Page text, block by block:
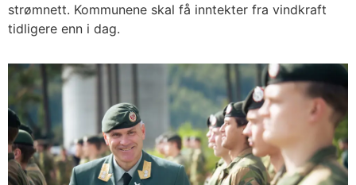
strømnett. Kommunene skal få inntekter fra vindkraft
tidligere enn i dag.